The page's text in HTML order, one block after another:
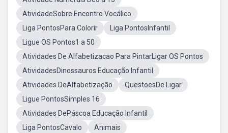
AtividadeSobre Encontro Vocálico
Liga PontosPara Colorir
Liga PontosInfantil
Ligue OS Pontos1 a 50
Atividades De Alfabetizacao Para PintarLigar OS Pontos
AtividadesDinossauros Educação Infantil
Atividades DeAlfabetização
QuestoesDe Ligar
Ligue PontosSimples 16
Atividades DePáscoa Educação Infantil
Liga PontosCavalo
Animais